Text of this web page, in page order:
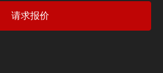
请求报价